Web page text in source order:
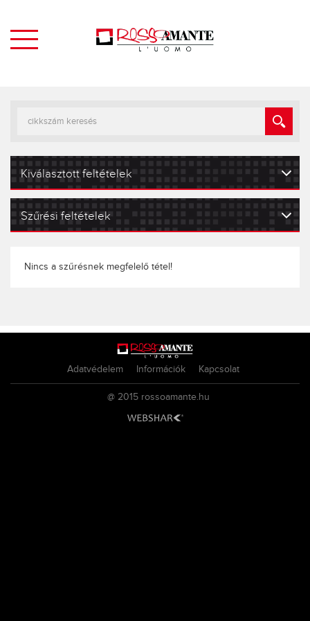
Kiválasztott feltételek
Szűrési feltételek
Nincs a szűrésnek megfelelő tétel!
Adatvédelem Információk Kapcsolat
@ 2015 rossoamante.hu